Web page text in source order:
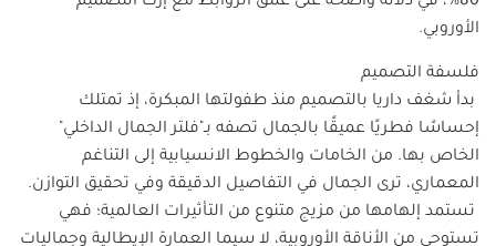
الأوروبي.
فلسفة التصميم
بدأ شغف داريا بالتصميم منذ طفولتها المبكرة، إذ تمتلك
إحساسًا فطريًا عميقًا بالجمال تصفه بـ"فلتر الجمال الداخلي"
الخاص بها. من الخامات والخطوط الانسيابية إلى التناغم
المعماري، ترى الجمال في التفاصيل الدقيقة وفي تحقيق التوازن.
تستمد إلهامها من مزيج متنوع من التأثيرات العالمية؛ فهي
تستوحي من الأناقة الأوروبية، لا سيما العمارة الإيطالية وجماليات